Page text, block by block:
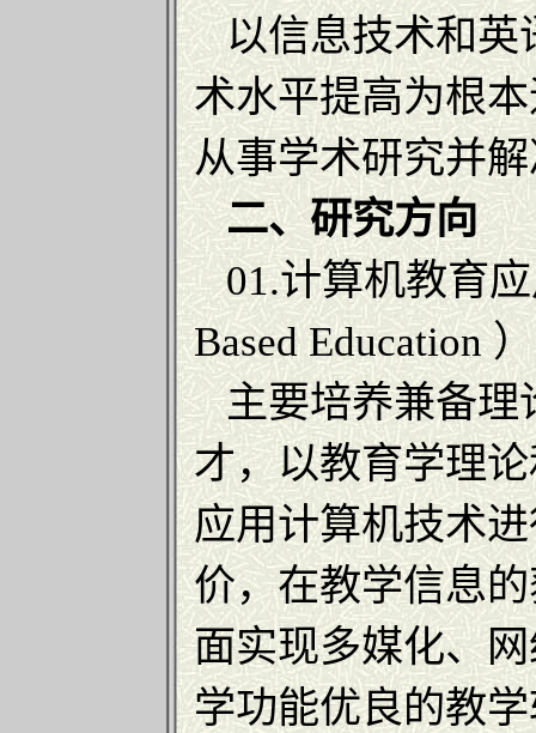
以信息技术和英
术水平提高为根
从事学术研究并
二、研究方向
01.计算机教育应
Based Education ）
主要培养兼备理
才，以教育学理
应用计算机技术
价，在教学信息
面实现多媒化、
学功能优良的教